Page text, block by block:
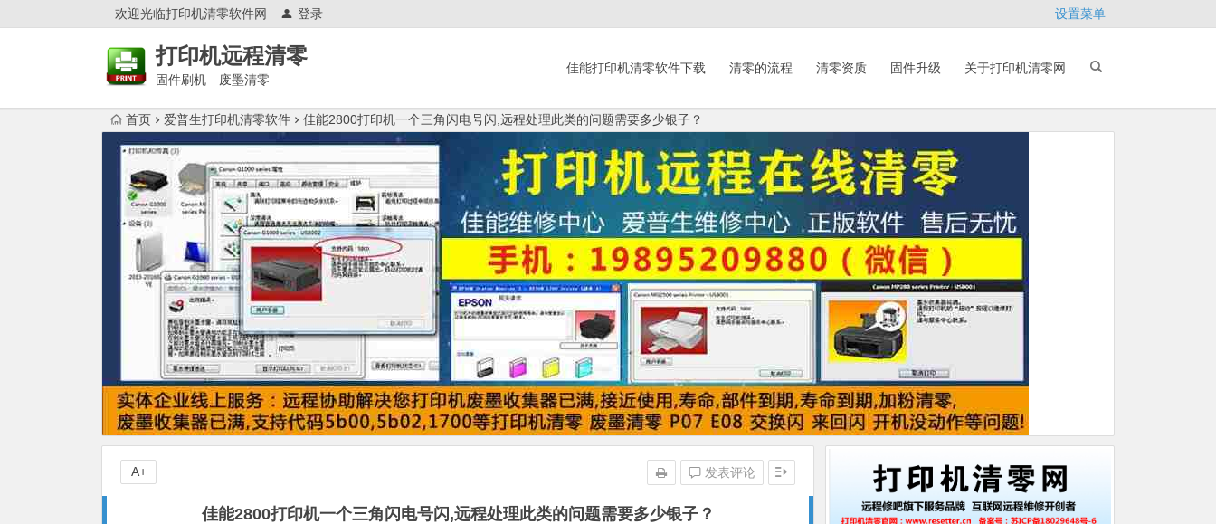
欢迎光临打印机清零软件网 登录 设置菜单
打印机远程清零
固件刷机 废墨清零
佳能打印机清零软件下载 清零的流程 清零资质 固件升级 关于打印机清零网
首页 爱普生打印机清零软件 佳能2800打印机一个三角闪电号闪,远程处理此类的问题需要多少银子？
佳能2800打印机一个三角闪电号闪,远程处理此类的问题需要多少银子？
发表评论
A+